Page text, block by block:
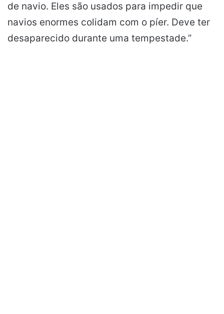
de navio. Eles são usados para impedir que
navios enormes colidam com o píer. Deve ter
desaparecido durante uma tempestade.”